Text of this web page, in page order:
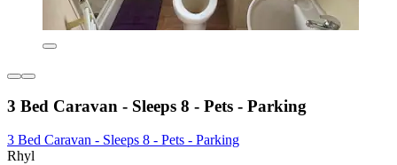
3 Bed Caravan - Sleeps 8 - Pets - Parking
3 Bed Caravan - Sleeps 8 - Pets - Parking
Rhyl